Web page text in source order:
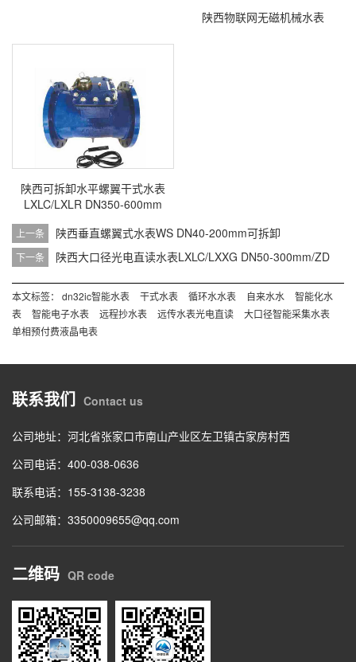
陕西物联网无磁机械水表
陕西可拆卸水平螺翼干式水表
LXLC/LXLR DN350-600mm
上一条 陕西垂直螺翼式水表WS DN40-200mm可拆卸
下一条 陕西大口径光电直读水表LXLC/LXXG DN50-300mm/ZD
本文标签： dn32ic智能水表 干式水表 循环水水表 自来水水
智能化水
表
智能电子水表 远程抄水表 远传水表光电直读
大口径智能采集水表
单相预付费液晶电表
联系我们 Contact us
公司地址：河北省张家口市南山产业区左卫镇古家房村西
公司电话： 400-038-0636
联系电话： 155-3138-3238
公司邮箱：3350009655@qq.com
二维码 QR code